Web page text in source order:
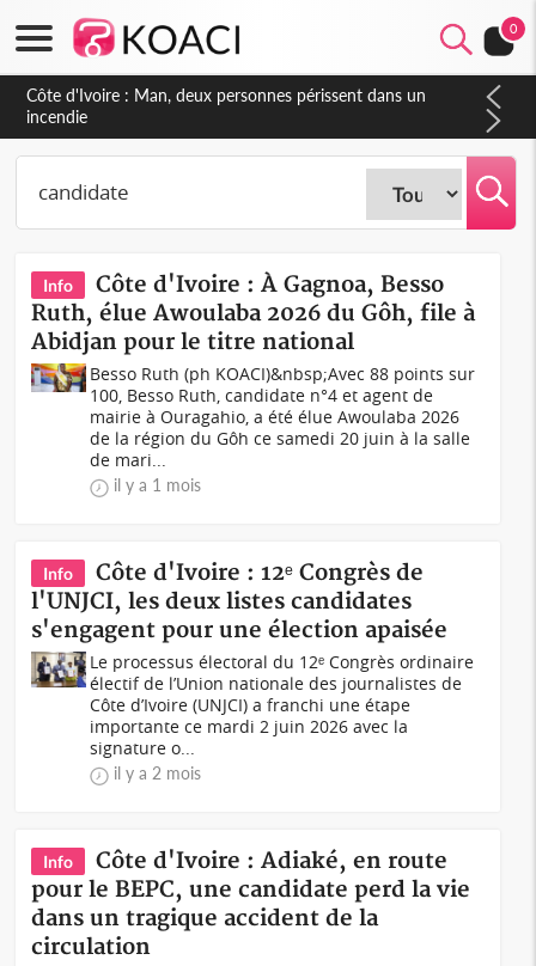
0
Côte d'Ivoire : Séileu, la célébration de la fête nationale
transformée en vaste campagne contre les produits
dépigmentants dangereux
Info
Côte d'Ivoire : À Gagnoa, Besso
Ruth, élue Awoulaba 2026 du Gôh, file à
Abidjan pour le titre national
Besso Ruth (ph KOACI)&nbsp;Avec 88 points sur
100, Besso Ruth, candidate n°4 et agent de
mairie à Ouragahio, a été élue Awoulaba 2026
de la région du Gôh ce samedi 20 juin à la salle
de mari...
il y a 1 mois
Info
Côte d'Ivoire : 12ᵉ Congrès de
l'UNJCI, les deux listes candidates
s'engagent pour une élection apaisée
Le processus électoral du 12ᵉ Congrès ordinaire
électif de l’Union nationale des journalistes de
Côte d’Ivoire (UNJCI) a franchi une étape
importante ce mardi 2 juin 2026 avec la
signature o...
il y a 2 mois
Info
Côte d'Ivoire : Adiaké, en route
pour le BEPC, une candidate perd la vie
dans un tragique accident de la
circulation